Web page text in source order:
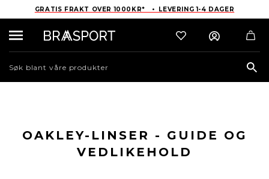
GRATIS FRAKT OVER 1000KR* • LEVERING 1-4 DAGER
OAKLEY-LINSER - GUIDE OG
VEDLIKEHOLD